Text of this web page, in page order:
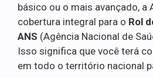
básico ou o mais avançado, a
cobertura integral para o Rol
ANS (Agência Nacional de
Isso significa que você terá
em todo o território nacional